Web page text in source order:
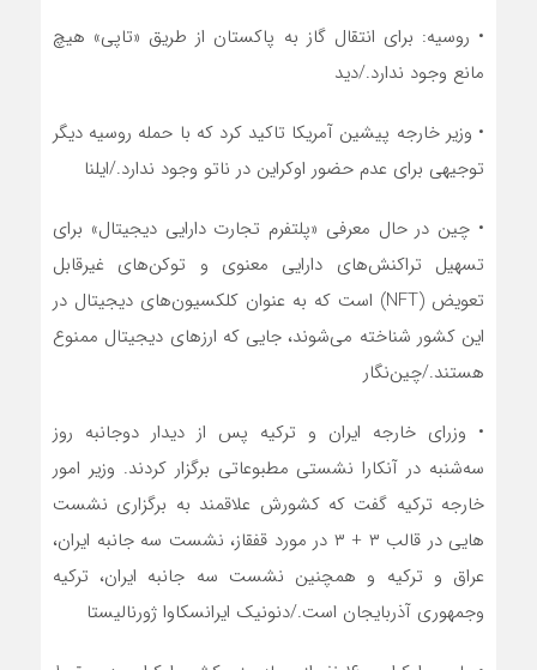
• روسیه: برای انتقال گاز به پاکستان از طریق «تاپی» هیچ
مانع وجود ندارد./دید
• وزیر خارجه پیشین آمریکا تاکید کرد که با حمله روسیه دیگر
توجیهی برای عدم حضور اوکراین در ناتو وجود ندارد./ایلنا
• چین در حال معرفی «پلتفرم تجارت دارایی دیجیتال» برای
تسهیل تراکنش‌های دارایی معنوی و توکن‌های غیرقابل
تعویض (NFT) است که به عنوان کلکسیون‌های دیجیتال در
این کشور شناخته می‌شوند، جایی که ارزهای دیجیتال ممنوع
هستند./چین‌نگار
• وزرای خارجه ایران و ترکیه پس از دیدار دوجانبه روز
سه‌شنبه در آنکارا نشستی مطبوعاتی برگزار کردند. وزیر امور
خارجه ترکیه گفت که کشورش علاقمند به برگزاری نشست
هایی در قالب ۳ + ۳ در مورد قفقاز، نشست سه جانبه ایران،
عراق و ترکیه و همچنین نشست سه جانبه ایران، ترکیه
وجمهوری آذربایجان است./دنونیک ایرانسکاوا ژورنالیستا